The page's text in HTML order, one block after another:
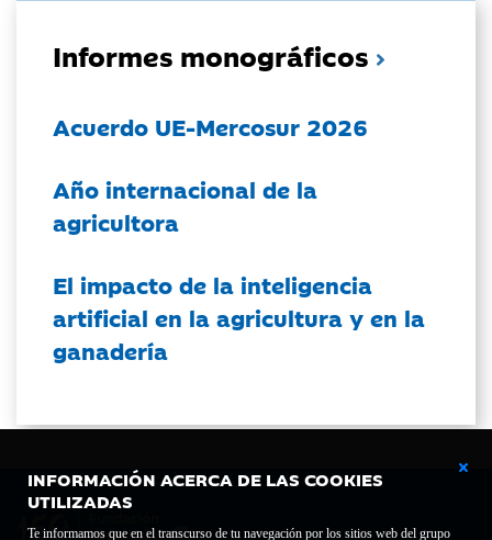
INFORMACIÓN ACERCA DE LAS COOKIES
UTILIZADAS
Te informamos que en el transcurso de tu navegación por los sitios web del grupo
Informes monográficos
Acuerdo UE-Mercosur 2026
Año internacional de la
agricultora
El impacto de la inteligencia
artificial en la agricultura y en la
ganadería